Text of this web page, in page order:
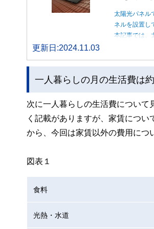
太陽光パネル
ネルを設置し
本記事では、
更新日:2024.11.03
一人暮らしの月の生活費は
次に一人暮らしの生活費について
く記載がありますが、家賃につ
から、今回は家賃以外の費用につ
図表１
食料
光熱・水道